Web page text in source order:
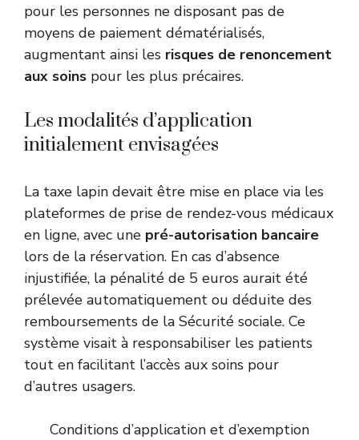
pour les personnes ne disposant pas de
moyens de paiement dématérialisés,
augmentant ainsi les risques de renoncement
aux soins pour les plus précaires.
Les modalités d’application
initialement envisagées
La taxe lapin devait être mise en place via les
plateformes de prise de rendez-vous médicaux
en ligne, avec une pré-autorisation bancaire
lors de la réservation. En cas d’absence
injustifiée, la pénalité de 5 euros aurait été
prélevée automatiquement ou déduite des
remboursements de la Sécurité sociale. Ce
système visait à responsabiliser les patients
tout en facilitant l’accès aux soins pour
d’autres usagers.
Conditions d’application et d’exemption